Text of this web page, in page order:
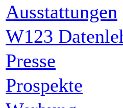
Ausstattungen
W123
Presse
Prospekte